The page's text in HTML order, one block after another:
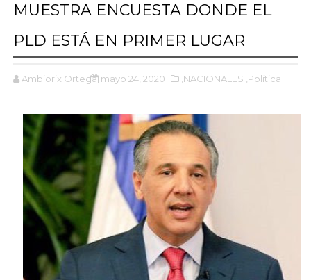
MUESTRA ENCUESTA DONDE EL
PLD ESTÁ EN PRIMER LUGAR
Ambiorix Ortega mayo 24, 2020 ,NACIONALES ,Política